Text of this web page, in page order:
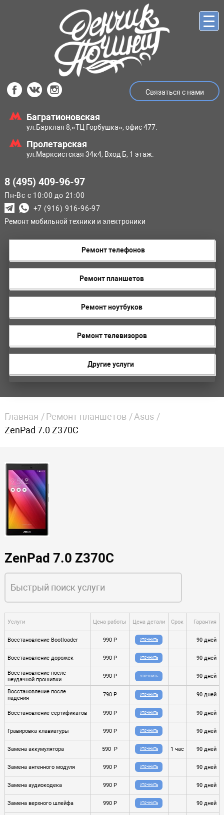
Связаться с нами
Багратионовская
ул.Барклая 8,«ТЦ Горбушка», офис 477.
Пролетарская
ул.Марксистская 34к4, Вход Б, 1 этаж.
8 (495) 409-96-97
Пн-Вс с 10:00 до 21:00
+7 (916) 916-96-97
Ремонт мобильной техники и электроники
Ремонт телефонов
Ремонт планшетов
Ремонт ноутбуков
Ремонт телевизоров
Другие услуги
Главная Ремонт планшетов
Asus
ZenPad 7.0 Z370C
ZenPad 7.0 Z370C
Услуги Цена работы Цена детали Срок Гарантия
Восстановление Bootloader 990 P УТОЧНИТЬ 90 дней
Восстановление дорожек 990 P УТОЧНИТЬ 90 дней
Восстановление после
неудачной прошивки
990 P УТОЧНИТЬ 90 дней
Восстановление после
падения
790 P УТОЧНИТЬ 90 дней
Восстановление сертификатов 990 P УТОЧНИТЬ 90 дней
Гравировка клавиатуры 990 P УТОЧНИТЬ 90 дней
Замена аккумулятора 590 P УТОЧНИТЬ 1 час 90 дней
Замена антенного модуля 990 P УТОЧНИТЬ 90 дней
Замена аудиокодека 990 P УТОЧНИТЬ 90 дней
Замена верхного шлейфа 990 P УТОЧНИТЬ 90 дней